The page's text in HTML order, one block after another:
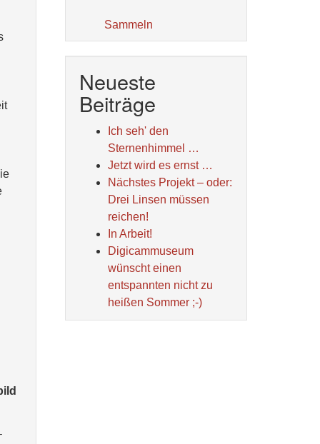
Sammeln
Neueste
Beiträge
Ich seh' den
Sternenhimmel …
Jetzt wird es ernst …
Nächstes Projekt – oder:
Drei Linsen müssen
reichen!
In Arbeit!
Digicammuseum
wünscht einen
entspannten nicht zu
heißen Sommer ;-)